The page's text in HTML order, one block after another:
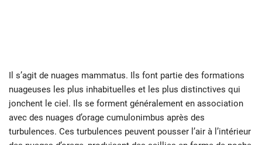
Il s’agit de nuages mammatus. Ils font partie des formations
nuageuses les plus inhabituelles et les plus distinctives qui
jonchent le ciel. Ils se forment généralement en association
avec des nuages d’orage cumulonimbus après des
turbulences. Ces turbulences peuvent pousser l’air à l’intérieur